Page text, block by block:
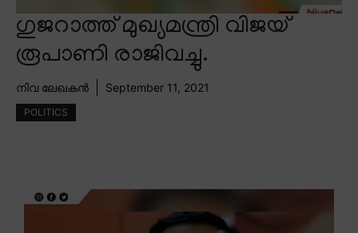
ഗുജറാത്ത് മുഖ്യമന്ത്രി വിജയ്
രൂപാണി രാജിവച്ചു.
നിവ ലേഖകൻ September 11, 2021
POLITICS